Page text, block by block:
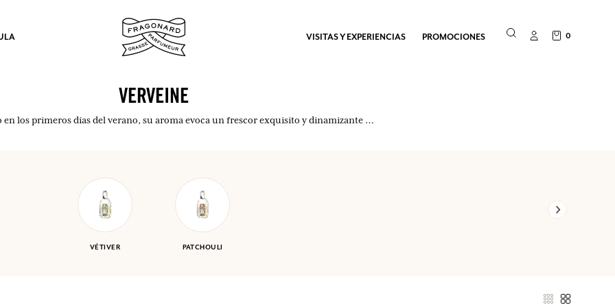
INICIAR SESIÓN
INICIAR SESIÓN
INICIAR SESIÓN
INICIAR SESIÓN
VISITAS Y EXPERIENCIAS PROMOCIONES 0
VERVEINE
en los primeros días del verano, su aroma evoca un frescor exquisito y dinamizante …
VÉTIVER PATCHOULI